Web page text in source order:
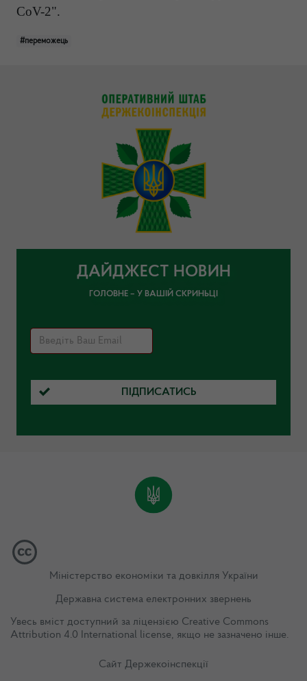
CoV-2".
#переможець
ДАЙДЖЕСТ НОВИН
ГОЛОВНЕ – У ВАШІЙ СКРИНЬЦІ
ПІДПИСАТИСЬ
Міністерство економіки та довкілля України
Державна система електронних звернень
Увесь вміст доступний за ліцензією Creative Commons
Attribution 4.0 International license, якщо не зазначено інше.
Сайт Держекоінспекції